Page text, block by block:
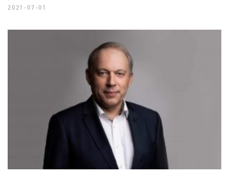
2021-07-01